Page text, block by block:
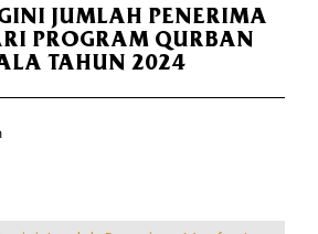
JUMLAH PENERIMA
PROGRAM QURBAN
TAHUN 2024